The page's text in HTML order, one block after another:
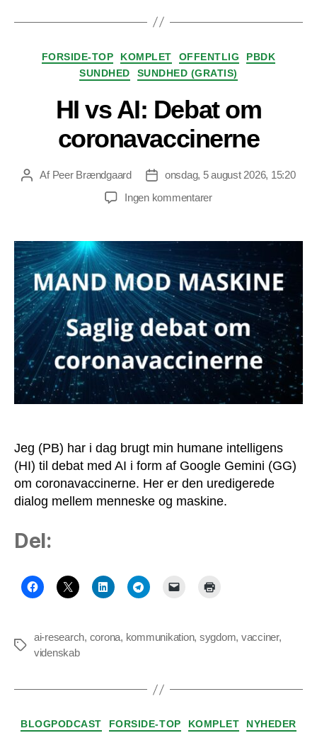
Kategorier
FORSIDE-TOP KOMPLET OFFENTLIG
PBDK
SUNDHED
SUNDHED (GRATIS)
HI vs AI: Debat om
coronavaccinerne
Indlægsforfatter
Af Peer Brændgaard Indlægsdato
onsdag, 5 august 2026, 15:20
Ingen kommentarertil
AI:
Debat
om
coronavaccinerne
Jeg (PB) har i dag brugt min humane intelligens
(HI) til debat med AI i form af Google Gemini (GG)
om coronavaccinerne. Her er den uredigerede
dialog mellem menneske og maskine.
Del:
Tags
ai-research, corona, kommunikation, sygdom, vacciner,
videnskab
Kategorier
BLOGPODCAST FORSIDE-TOP KOMPLET NYHEDER